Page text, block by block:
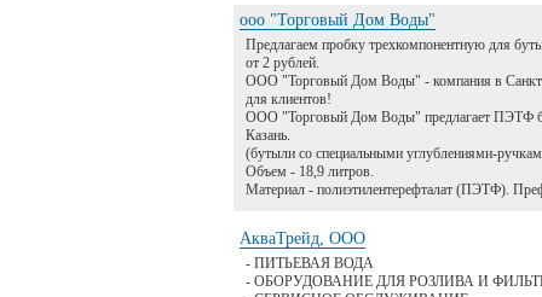
ооо "Торговый Дом Воды"
Предлагаем пробку трехкомпонентную для
от 2 рублей.
ООО "Торговый Дом Воды" - компания в Санкт-
для клиентов!
ООО "Торговый Дом Воды" предлагает ПЭТФ
Казань.
(бутыли со специальными углублениями-
Объем - 18,9 литров.
Материал - полиэтилентерефталат (ПЭТФ).
АкваТрейд, ООО
- ПИТЬЕВАЯ ВОДА
- ОБОРУДОВАНИЕ ДЛЯ РОЗЛИВА И